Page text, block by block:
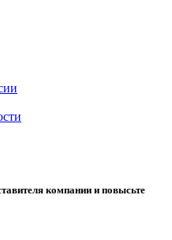
компании и повысьте